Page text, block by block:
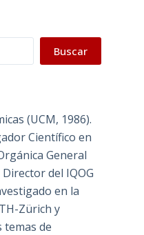
Buscar
(UCM, 1986).
Científico en
General
Director del IQOG
en la
Zürich y
temas de